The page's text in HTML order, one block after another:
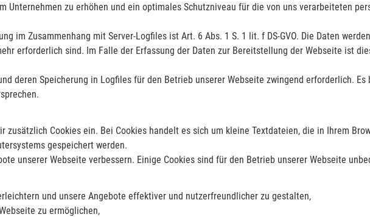
Unternehmen zu erhöhen und ein optimales Schutzniveau für die von uns verarbeiteten
im Zusammenhang mit Server-Logfiles ist Art. 6 Abs. 1 S. 1 lit. f DS-GVO. Die Daten
erforderlich sind. Im Falle der Erfassung der Daten zur Bereitstellung der Webseite ist
deren Speicherung in Logfiles für den Betrieb unserer Webseite zwingend erforderlich.
zusätzlich Cookies ein. Bei Cookies handelt es sich um kleine Textdateien, die in Ihrem
gespeichert werden.
unserer Webseite verbessern. Einige Cookies sind für den Betrieb unserer Webseite
und unsere Angebote effektiver und nutzerfreundlicher zu gestalten,
zu ermöglichen,